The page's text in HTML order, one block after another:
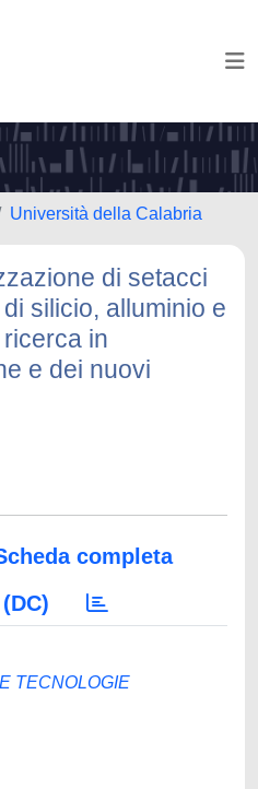
Università della Calabria
di setacci
silicio, alluminio e
in
e dei nuovi
completa
TECNOLOGIE